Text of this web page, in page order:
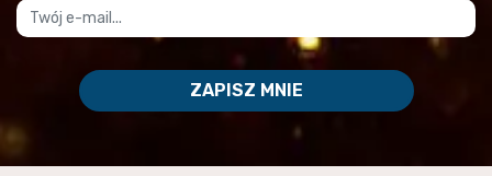
ZAPISZ MNIE